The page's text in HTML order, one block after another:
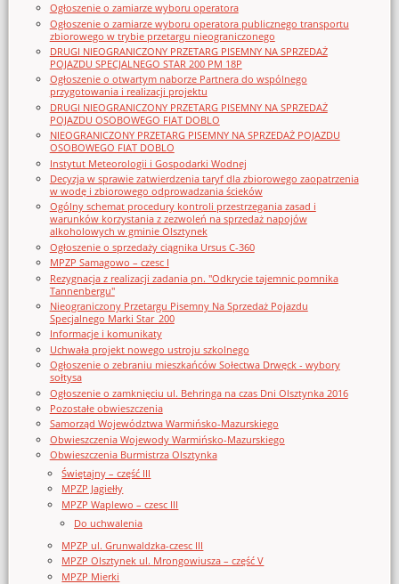
Ogłoszenie o zamiarze wyboru operatora
Ogłoszenie o zamiarze wyboru operatora publicznego transportu
zbiorowego w trybie przetargu nieograniczonego
DRUGI NIEOGRANICZONY PRZETARG PISEMNY NA SPRZEDAŻ
POJAZDU SPECJALNEGO STAR 200 PM 18P
Ogłoszenie o otwartym naborze Partnera do wspólnego
przygotowania i realizacji projektu
DRUGI NIEOGRANICZONY PRZETARG PISEMNY NA SPRZEDAŻ
POJAZDU OSOBOWEGO FIAT DOBLO
NIEOGRANICZONY PRZETARG PISEMNY NA SPRZEDAŻ POJAZDU
OSOBOWEGO FIAT DOBLO
Instytut Meteorologii i Gospodarki Wodnej
Decyzja w sprawie zatwierdzenia taryf dla zbiorowego zaopatrzenia
w wodę i zbiorowego odprowadzania ścieków
Ogólny schemat procedury kontroli przestrzegania zasad i
warunków korzystania z zezwoleń na sprzedaż napojów
alkoholowych w gminie Olsztynek
Ogłoszenie o sprzedaży ciągnika Ursus C-360
MPZP Samagowo – czesc I
Rezygnacja z realizacji zadania pn. "Odkrycie tajemnic pomnika
Tannenbergu"
Nieograniczony Przetargu Pisemny Na Sprzedaż Pojazdu
Specjalnego Marki Star_200
Informacje i komunikaty
Uchwała projekt nowego ustroju szkolnego
Ogłoszenie o zebraniu mieszkańców Sołectwa Drwęck - wybory
sołtysa
Ogłoszenie o zamknięciu ul. Behringa na czas Dni Olsztynka 2016
Pozostałe obwieszczenia
Samorząd Województwa Warmińsko-Mazurskiego
Obwieszczenia Wojewody Warmińsko-Mazurskiego
Obwieszczenia Burmistrza Olsztynka
Świętajny – część III
MPZP Jagiełły
MPZP Waplewo – czesc III
Do uchwalenia
MPZP ul. Grunwaldzka-czesc III
MPZP Olsztynek ul. Mrongowiusza – część V
MPZP Mierki